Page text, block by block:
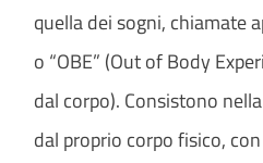
quella dei sogni, chiamate
o “OBE” (Out of Body
dal corpo). Consistono
dal proprio corpo fisico,